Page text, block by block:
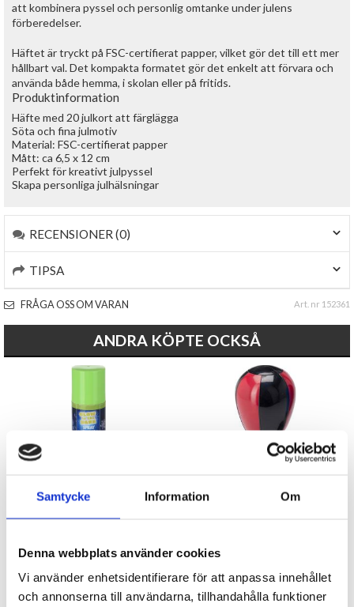
Samtycke Information Om
Denna webbplats använder cookies
Vi använder enhetsidentifierare för att anpassa innehållet
och annonserna till användarna, tillhandahålla funktioner
att kombinera pyssel och personlig omtanke under julens
förberedelser.
Häftet är tryckt på FSC-certifierat papper, vilket gör det till ett mer
hållbart val. Det kompakta formatet gör det enkelt att förvara och
använda både hemma, i skolan eller på fritids.
Produktinformation
Häfte med 20 julkort att färglägga
Söta och fina julmotiv
Material: FSC-certifierat papper
Mått: ca 6,5 x 12 cm
Perfekt för kreativt julpyssel
Skapa personliga julhälsningar
RECENSIONER (0)
TIPSA
FRÅGA OSS OM VARAN Art. nr 152361
ANDRA KÖPTE OCKSÅ
dark
49.90 kr
KÖP KÖP